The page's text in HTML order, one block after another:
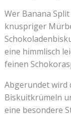
Wer Banana
knuspriger
eine himmlisch
feinen
Abgerundet wird
Biskuitkrümeln
eine besondere